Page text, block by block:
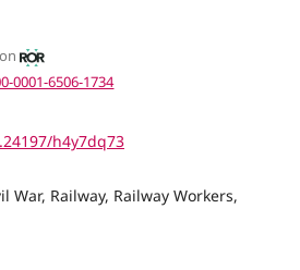
0001-6506-1734
h4y7dq73
War, Railway, Railway Workers,